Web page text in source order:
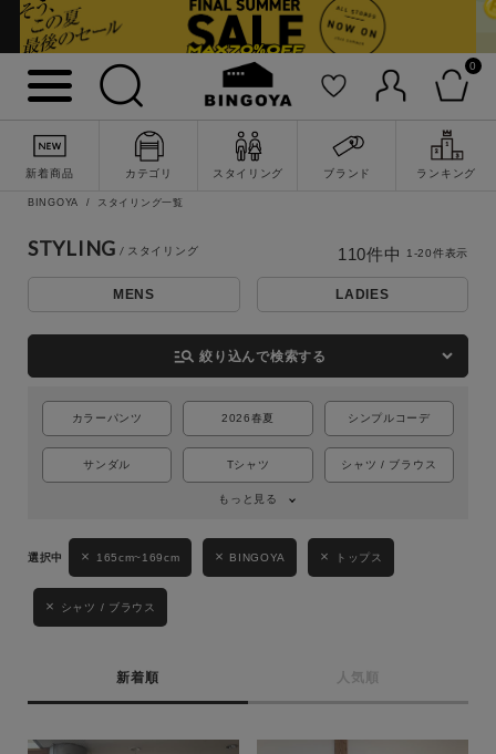
0
新着商品 カテゴリ スタイリング ブランド ランキング
詳細検索
BINGOYA スタイリング一覧
STYLING
MENS LADIES
manage_search 絞り込んで検索する
カラーパンツ 2026春夏 シンプルコーデ
サンダル Tシャツ シャツ / ブラウス
もっと見る
165cm~169cm BINGOYA トップス
シャツ / ブラウス
新着順 人気順
110件中 1-20件表示